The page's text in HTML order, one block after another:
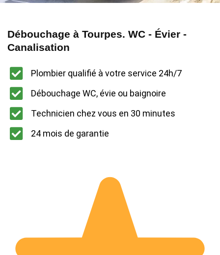
Débouchage à Tourpes. WC - Évier -
Canalisation
Plombier qualifié à votre service 24h/7
Débouchage WC, évie ou baignoire
Technicien chez vous en 30 minutes
24 mois de garantie